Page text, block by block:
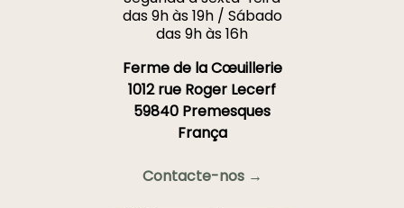
das 9h às 19h / Sábado
das 9h às 16h
Ferme de la Cœuillerie
1012 rue Roger Lecerf
59840 Premesques
França
Contacte-nos →